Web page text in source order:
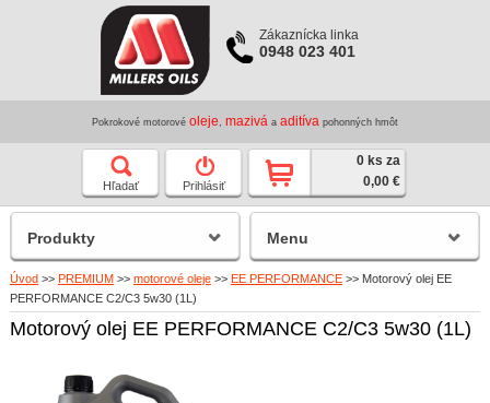
Zákaznícka linka
0948 023 401
Pokrokové motorové oleje mazivá a aditíva pohonných hmôt
Hľadať Prihlásiť
0 ks za
0,00 €
Úvod >> PREMIUM >> motorové oleje >> EE PERFORMANCE >> Motorový olej EE
PERFORMANCE C2/C3 5w30 (1L)
Motorový olej EE PERFORMANCE C2/C3 5w30 (1L)
Produkty Menu